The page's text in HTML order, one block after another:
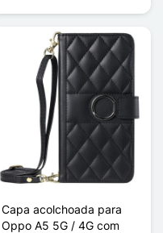
Capa acolchoada para
Oppo A5 5G / 4G com